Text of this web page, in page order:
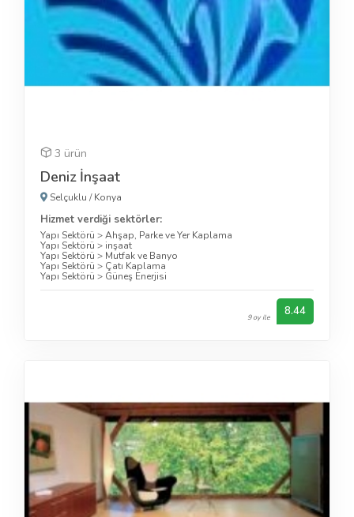
3 ürün
Deniz İnşaat
Selçuklu /Konya
Hizmet verdiği sektörler:
Yapı Sektörü >Ahşap, Parke ve Yer Kaplama
Yapı Sektörü > inşaat
Yapı Sektörü > Mutfak ve Banyo
Yapı Sektörü > Çatı Kaplama
Yapı Sektörü > Güneş Enerjisi
9 oy ile 8.44